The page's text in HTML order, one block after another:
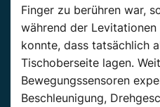
Finger zu berühren war,
während der
konnte, dass tatsächlich
Tischoberseite lagen.
Bewegungssensoren
Beschleunigung,